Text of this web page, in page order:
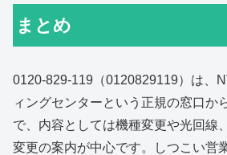
まとめ
0120-829-119（0120829119）は、
ィングセンターという正規の窓口か
で、内容としては機種変更や光回線
変更の案内が中心です。しつこい営